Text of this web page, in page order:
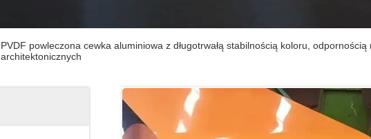
PVDF powleczona cewka aluminiowa z długotrwałą stabilnością koloru,
architektonicznych